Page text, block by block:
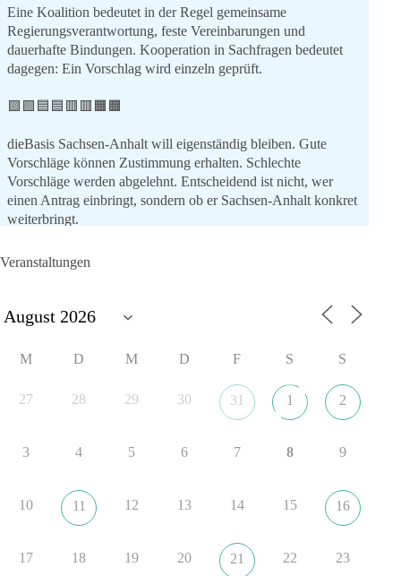
Eine Koalition bedeutet in der Regel gemeinsame
Regierungsverantwortung, feste Vereinbarungen und
dauerhafte Bindungen. Kooperation in Sachfragen bedeutet
dagegen: Ein Vorschlag wird einzeln geprüft.
🟩🟩🟦🟦🟥🟥🟧🟧
dieBasis Sachsen-Anhalt will eigenständig bleiben. Gute
Vorschläge können Zustimmung erhalten. Schlechte
Vorschläge werden abgelehnt. Entscheidend ist nicht, wer
einen Antrag einbringt, sondern ob er Sachsen-Anhalt konkret
weiterbringt.
Ablehnung. Keine politische Verschmelzung.
Entscheidungen? 👇
#dieBasis #SachsenAnhalt #Landtagswahl2026
#Kooperation
11 Stunden zuvor
„Plandemie-Logik Reloaded“
Sie sagten immer und immer wieder: „Nur die Impfung rettet
Veranstaltungen
M D M D F S S
27 28 29 30 31 1 2
3 4 5 6 7 8 9
10 11 12 13 14 15 16
17 18 19 20 21 22 23